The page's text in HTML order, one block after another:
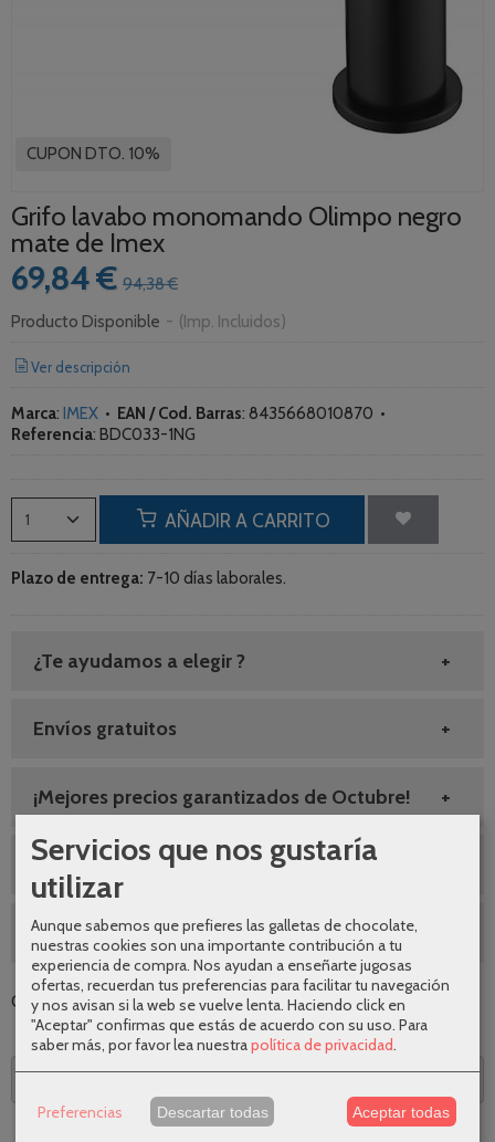
CUPON DTO. 10%
Grifo lavabo monomando Olimpo negro
mate de Imex
69,84 € 94,38 €
Producto Disponible - (Imp. Incluidos)
Ver descripción
Marca: IMEX • EAN / Cod. Barras: 8435668010870 •
Referencia: BDC033-1NG
AÑADIR A CARRITO
Plazo de entrega: 7-10 días laborales.
¿Te ayudamos a elegir ?
Envíos gratuitos
¡Mejores precios garantizados de Octubre!
SEGUNDAS REBAJAS AGOSTO
10% DESCUENTO GRIFERIA
Categoría:Grifería |Tags:|Comentarios
Descripción
Servicios que nos gustaría
utilizar
Aunque sabemos que prefieres las galletas de chocolate,
nuestras cookies son una importante contribución a tu
experiencia de compra. Nos ayudan a enseñarte jugosas
ofertas, recuerdan tus preferencias para facilitar tu navegación
y nos avisan si la web se vuelve lenta. Haciendo click en
"Aceptar" confirmas que estás de acuerdo con su uso. Para
saber más, por favor lea nuestrapolítica de privacidad.
Preferencias Descartar todas Aceptar todas